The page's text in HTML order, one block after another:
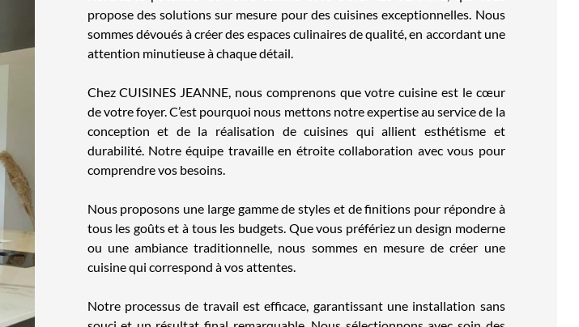
propose des solutions sur mesure pour des cuisines exceptionnelles. Nous
sommes dévoués à créer des espaces culinaires de qualité, en accordant une
attention minutieuse à chaque détail.
Chez CUISINES JEANNE, nous comprenons que votre cuisine est le cœur
de votre foyer. C’est pourquoi nous mettons notre expertise au service de la
conception et de la réalisation de cuisines qui allient esthétisme et
durabilité. Notre équipe travaille en étroite collaboration avec vous pour
comprendre vos besoins.
Nous proposons une large gamme de styles et de finitions pour répondre à
tous les goûts et à tous les budgets. Que vous préfériez un design moderne
ou une ambiance traditionnelle, nous sommes en mesure de créer une
cuisine qui correspond à vos attentes.
Notre processus de travail est efficace, garantissant une installation sans